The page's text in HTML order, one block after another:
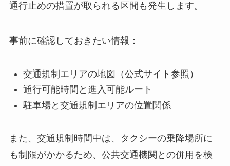
通行止めの措置が取られる区間も発生します。
事前に確認しておきたい情報：
交通規制エリアの地図（公式サイト参照）
通行可能時間と進入可能ルート
駐車場と交通規制エリアの位置関係
また、交通規制時間中は、タクシーの乗降場所に
も制限がかかるため、公共交通機関との併用を検